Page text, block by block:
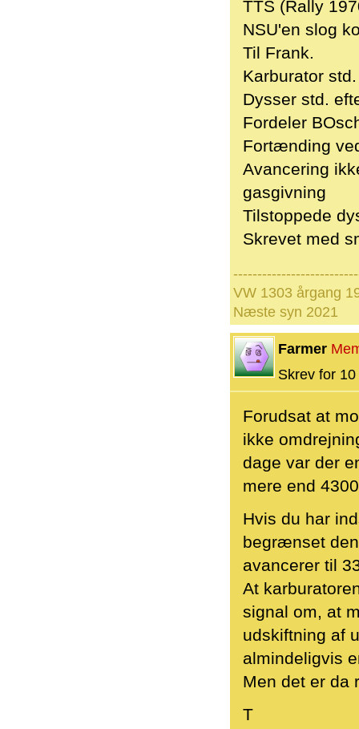
TTS (Rally
NSU'en slog
Til Frank.
Karburator
Dysser std.
Fordeler
Fortænding
Avancering
gasgivning
Tilstoppede
Skrevet med
VW 1303 årgang
Næste syn 2021
Farmer
Skrev for
Forudsat at
ikke
dage var der
mere end
Hvis du har
begrænset
avancerer til
At
signal om, at
udskiftning af
almindeligvis
Men det er da
T